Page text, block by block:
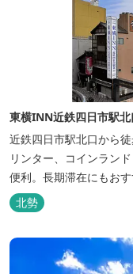
東横INN近鉄四日市駅北
近鉄四日市駅北口から
リンター、コインラン
便利。長期滞在にもおす
北勢